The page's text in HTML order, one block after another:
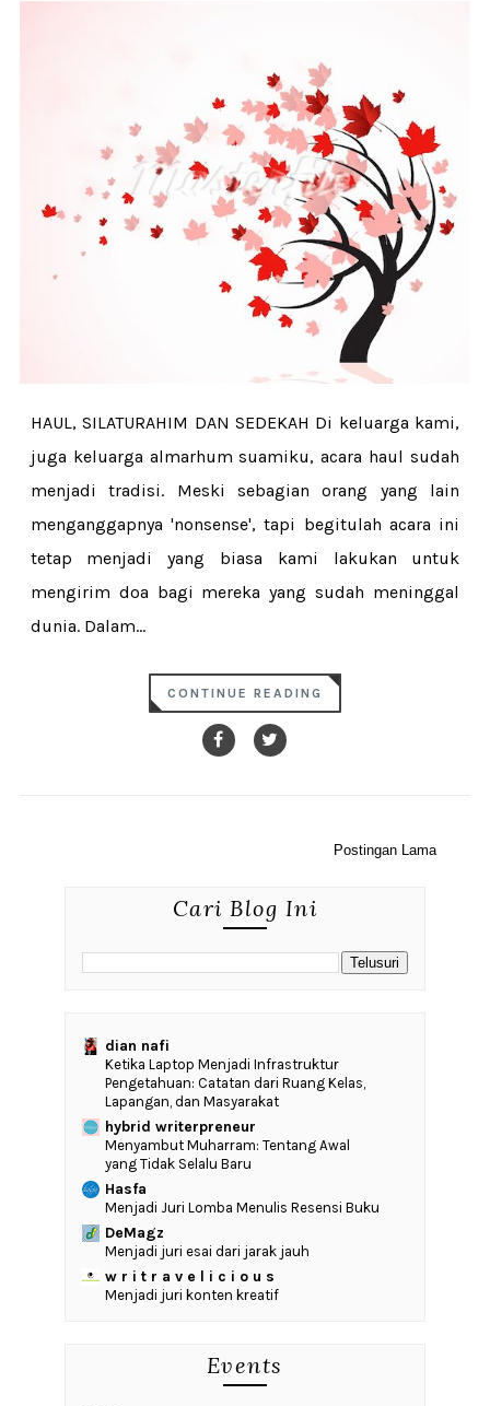
HAUL, SILATURAHIM DAN SEDEKAH Di keluarga kami,
juga keluarga almarhum suamiku, acara haul sudah
menjadi tradisi. Meski sebagian orang yang lain
menganggapnya 'nonsense', tapi begitulah acara ini
tetap menjadi yang biasa kami lakukan untuk
mengirim doa bagi mereka yang sudah meninggal
dunia. Dalam...
CONTINUE READING
Postingan Lama
Cari Blog Ini
dian nafi
Ketika Laptop Menjadi Infrastruktur
Pengetahuan: Catatan dari Ruang Kelas,
Lapangan, dan Masyarakat
hybrid writerpreneur
Menyambut Muharram: Tentang Awal
yang Tidak Selalu Baru
Hasfa
Menjadi Juri Lomba Menulis Resensi Buku
DeMagz
Menjadi juri esai dari jarak jauh
w r i t r a v e l i c i o u s
Menjadi juri konten kreatif
Events